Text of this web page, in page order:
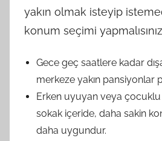
yakın olmak isteyip
konum seçimi
Gece geç saatlere kadar
merkeze yakın pansiyonlar
Erken uyuyan veya çocuklu
sokak içeride, daha sakin
daha uygundur.